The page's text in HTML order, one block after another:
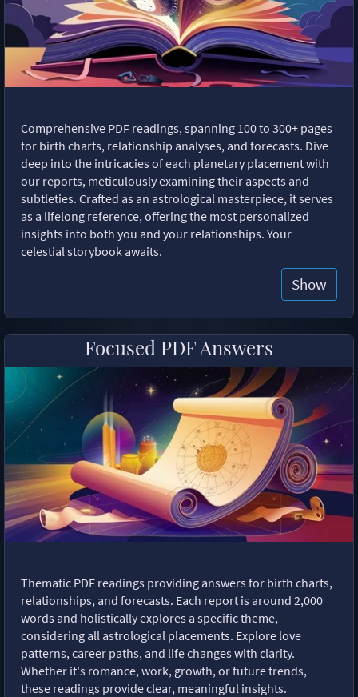
Comprehensive PDF readings, spanning 100 to 300+ pages
for birth charts, relationship analyses, and forecasts. Dive
deep into the intricacies of each planetary placement with
our reports, meticulously examining their aspects and
subtleties. Crafted as an astrological masterpiece, it serves
as a lifelong reference, offering the most personalized
insights into both you and your relationships. Your
celestial storybook awaits.
Show
Focused PDF Answers
Thematic PDF readings providing answers for birth charts,
relationships, and forecasts. Each report is around 2,000
words and holistically explores a specific theme,
considering all astrological placements. Explore love
patterns, career paths, and life changes with clarity.
Whether it's romance, work, growth, or future trends,
these readings provide clear, meaningful insights.